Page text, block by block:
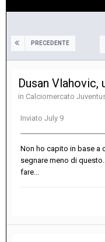
PRECEDENTE
Dusan
in Calciomercato
Inviato July 9
Non ho capito in base a
segnare meno di
fare...